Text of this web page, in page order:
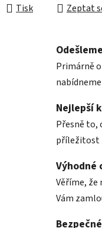
Tisk Zeptat
Primárně
Nejlepší
Přesně to,
příležitost
Výhodné
Věříme, že
Vám